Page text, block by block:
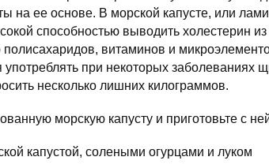
на ее основе. В морской капусте, или
способностью выводить холестерин
витаминов и
употреблять при некоторых заболеваниях
несколько лишних килограммов.
морскую капусту и приготовьте с
капустой, солеными огурцами и луком